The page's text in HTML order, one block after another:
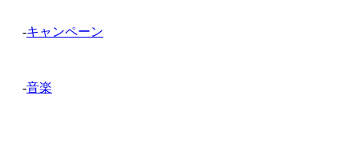
-キャンペーン
-音楽